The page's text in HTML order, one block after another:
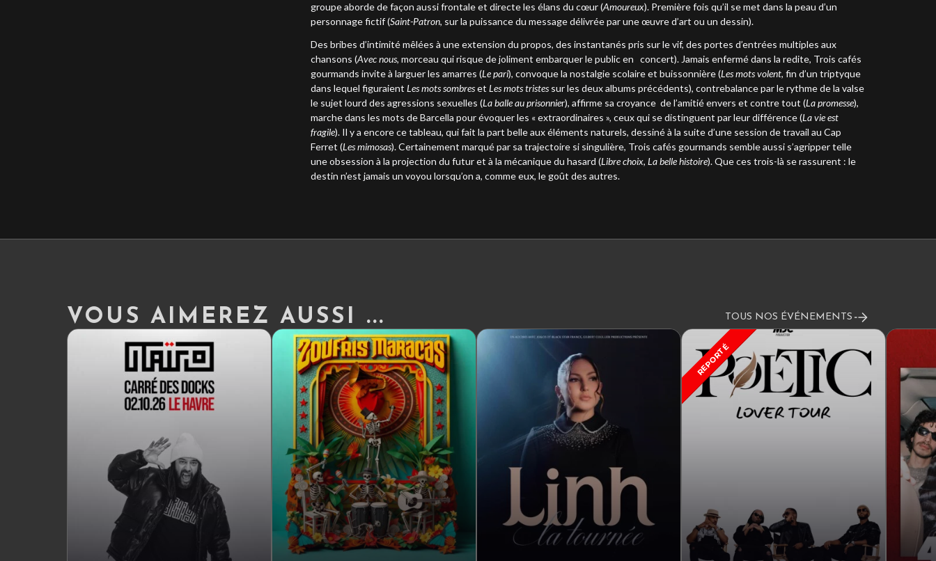
groupe aborde de façon aussi frontale et directe les élans du cœur (Amoureux). Première fois qu’il se met dans la peau d’un
personnage fictif (Saint-Patron, sur la puissance du message délivrée par une œuvre d’art ou un dessin).
Des bribes d’intimité mêlées à une extension du propos, des instantanés pris sur le vif, des portes d’entrées multiples aux
chansons (Avec nous, morceau qui risque de joliment embarquer le public en concert). Jamais enfermé dans la redite, Trois cafés
gourmands invite à larguer les amarres (Le pari), convoque la nostalgie scolaire et buissonnière (Les mots volent, fin d’un triptyque
dans lequel figuraient Les mots sombreset Les mots tristes sur les deux albums précédents), contrebalance par le rythme de la valse
le sujet lourd des agressions sexuelles (La balle au prisonnier), affirme sa croyance de l’amitié envers et contre tout (La promesse),
marche dans les mots de Barcella pour évoquer les « extraordinaires », ceux qui se distinguent par leur différence (La vie est
fragile). Il y a encore ce tableau, qui fait la part belle aux éléments naturels, dessiné à la suite d’une session de travail au Cap
Ferret (Les mimosas). Certainement marqué par sa trajectoire si singulière, Trois cafés gourmands semble aussi s’agripper telle
une obsession à la projection du futur et à la mécanique du hasard (Libre choix, La belle histoire). Que ces trois-là se rassurent : le
destin n’est jamais un voyou lorsqu’on a, comme eux, le goût des autres.
VOUS AIMEREZ AUSSI ... TOUS NOS ÉVÉNEMENTS
REPORTÉ